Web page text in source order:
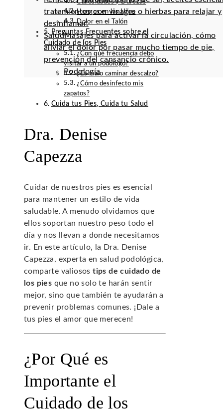
tratamientos con vinagre o hierbas para relajar y
desinflamar.
SaludMasajes para activar la circulación, cómo
aliviar el dolor por pasar mucho tiempo de pie,
prevención del cansancio crónico.
Podología
Callosidades y Durezas
Hongos en las Uñas
Dolor en el Talón
Preguntas Frecuentes sobre el
Cuidado de los Pies
¿Con qué frecuencia debo
visitar a un podólogo?
¿Es malo caminar descalzo?
¿Cómo desinfecto mis
zapatos?
Cuida tus Pies, Cuida tu Salud
Dra. Denise
Capezza
Cuidar de nuestros pies es esencial
para mantener un estilo de vida
saludable. A menudo olvidamos que
ellos soportan nuestro peso todo el
día y nos llevan a donde necesitamos
ir. En este artículo, la Dra. Denise
Capezza, experta en salud podológica,
comparte valiosostips de cuidado de
los pies que no solo te harán sentir
mejor, sino que también te ayudarán a
prevenir problemas comunes. ¡Dale a
tus pies el amor que merecen!
¿Por Qué es
Importante el
Cuidado de los